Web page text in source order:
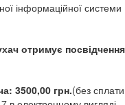
інформаційної
отримує
3500,00 грн.(без